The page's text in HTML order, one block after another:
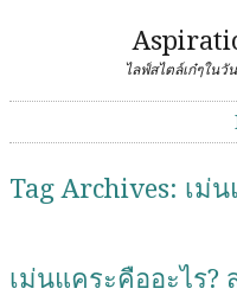
ไลฟ์สไตล์เก๋ๆใน
Tag Archives: เม่น
เม่นแคระคืออะไร?